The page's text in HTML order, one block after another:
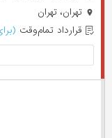
تهران، تهران
قرارداد تمام‌وقت